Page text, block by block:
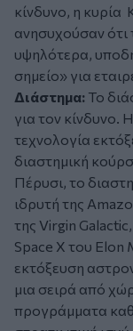
κίνδυνο, η κυρία
ανησυχούσαν ότι
υψηλότερα,
σημείο» για
Διάστημα: Το
για τον κίνδυνο.
τεχνολογία
διαστημική
Πέρυσι, το
ιδρυτή της
της Virgin
Space X του Elon
εκτόξευση
μια σειρά από
προγράμματα